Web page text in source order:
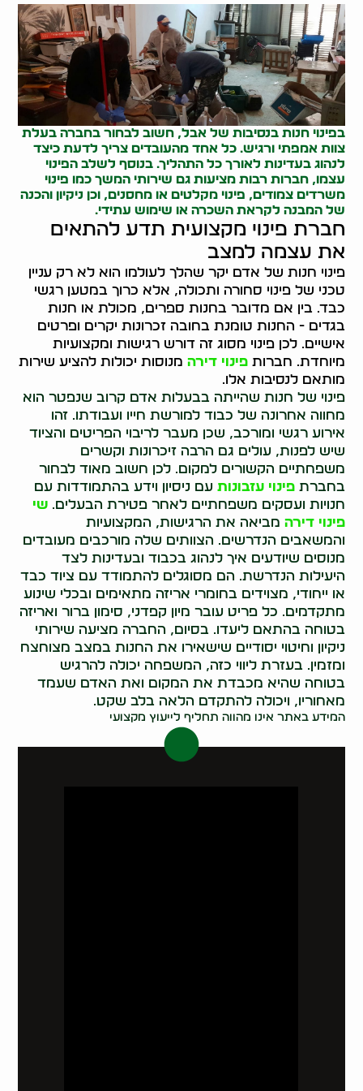
בפינוי חנות בנסיבות של אבל, חשוב לבחור בחברה בעלת
צוות אמפתי ורגיש. כל אחד מהעובדים צריך לדעת כיצד
לנהוג בעדינות לאורך כל התהליך. בנוסף לשלב הפינוי
עצמו, חברות רבות מציעות גם שירותי המשך כמו פינוי
משרדים צמודים, פינוי מקלטים או מחסנים, וכן ניקיון והכנה
של המבנה לקראת השכרה או שימוש עתידי.
חברת פינוי מקצועית תדע להתאים
את עצמה למצב
פינוי חנות של אדם יקר שהלך לעולמו הוא לא רק עניין
טכני של פינוי סחורה ותכולה, אלא כרוך במטען רגשי
כבד. בין אם מדובר בחנות ספרים, מכולת או חנות
בגדים - החנות טומנת בחובה זכרונות יקרים ופרטים
אישיים. לכן פינוי מסוג זה דורש רגישות ומקצועיות
מיוחדת. חברותפינוי דירה מנוסות יכולות להציע שירות
מותאם לנסיבות אלו.
פינוי של חנות שהייתה בבעלות אדם קרוב שנפטר הוא
מחווה אחרונה של כבוד למורשת חייו ועבודתו. זהו
אירוע רגשי ומורכב, שכן מעבר לריבוי הפריטים והציוד
שיש לפנות, עולים גם הרבה זיכרונות וקשרים
משפחתיים הקשורים למקום. לכן חשוב מאוד לבחור
בחברתפינוי עזבונות עם ניסיון וידע בהתמודדות עם
חנויות ועסקים משפחתיים לאחר פטירת הבעלים.שי
פינוי דירה מביאה את הרגישות, המקצועיות
והמשאבים הנדרשים. הצוותים שלה מורכבים מעובדים
מנוסים שיודעים איך לנהוג בכבוד ובעדינות לצד
היעילות הנדרשת. הם מסוגלים להתמודד עם ציוד כבד
או ייחודי, מצוידים בחומרי אריזה מתאימים ובכלי שינוע
מתקדמים. כל פריט עובר מיון קפדני, סימון ברור ואריזה
בטוחה בהתאם ליעדו. בסיום, החברה מציעה שירותי
ניקיון וחיטוי יסודיים שישאירו את החנות במצב מצוחצח
ומזמין. בעזרת ליווי כזה, המשפחה יכולה להרגיש
בטוחה שהיא מכבדת את המקום ואת האדם שעמד
מאחוריו, ויכולה להתקדם הלאה בלב שקט.
המידע באתר אינו מהווה תחליף לייעוץ מקצועי